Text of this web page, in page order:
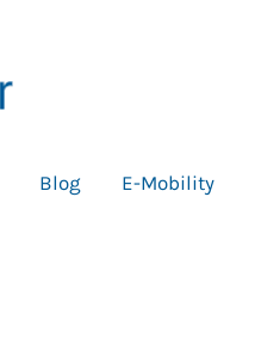
Blog E-Mobility